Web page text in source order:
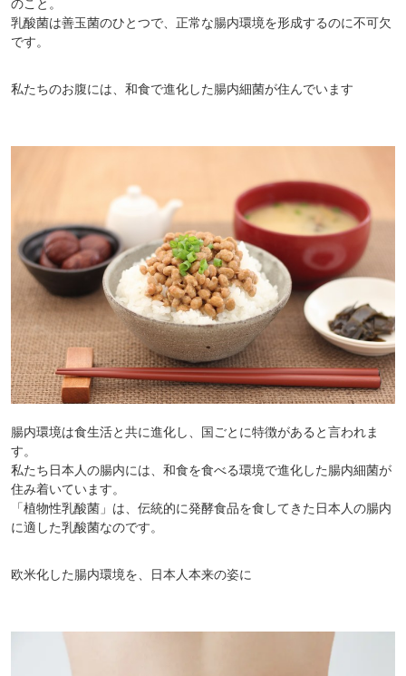
のこと。
乳酸菌は善玉菌のひとつで、正常な腸内環境を形成するのに不可欠
です。
私たちのお腹には、和食で進化した腸内細菌が住んでいます
腸内環境は食生活と共に進化し、国ごとに特徴があると言われま
す。
私たち日本人の腸内には、和食を食べる環境で進化した腸内細菌が
住み着いています。
「植物性乳酸菌」は、伝統的に発酵食品を食してきた日本人の腸内
に適した乳酸菌なのです。
欧米化した腸内環境を、日本人本来の姿に
ご利用回数：お一人様1回限り
クーポンのご利用方法はこちら >>